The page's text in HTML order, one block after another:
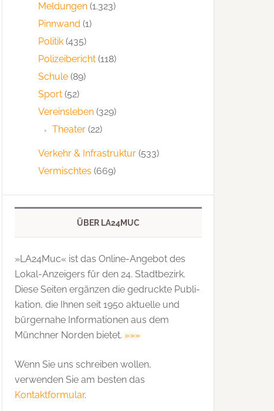
Meldungen (1.323)
Pinnwand (1)
Politik (435)
Polizeibericht (118)
Schule (89)
Sport (52)
Vereinsleben (329)
Theater (22)
Verkehr & Infrastruktur (533)
Vermischtes (669)
ÜBER LA24MUC
»LA24Muc« ist das Online-Angebot des
Lokal-Anzeigers für den 24. Stadtbezirk.
Diese Seiten ergänzen die gedruckte Publi­
kation, die Ihnen seit 1950 aktuelle und
bürgernahe Informationen aus dem
Münchner Norden bietet. »»»
Wenn Sie uns schreiben wollen,
verwenden Sie am besten das
Kontaktformular.